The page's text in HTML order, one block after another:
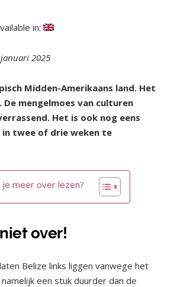
in:
2025
Midden-Amerikaans land. Het
mengelmoes van culturen
Het is ook nog eens
in twee of drie weken te
je meer over lezen?
over!
Belize links liggen vanwege het
een stuk duurder dan de